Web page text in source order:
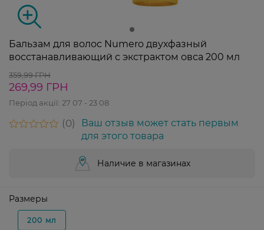
Бальзам для волос Numero двухфазный
восстанавливающий с экстрактом овса 200 мл
359,99 ГРН
269,99 ГРН
Період акції: 27 07 - 23 08
0
Ваш отзыв может стать первым
для этого товара
Наличие в магазинах
Размеры
200 мл